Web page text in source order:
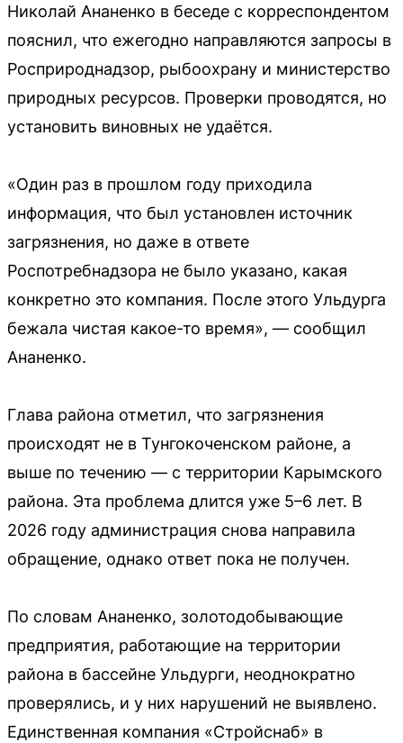
Николай Ананенко в беседе с корреспондентом
пояснил, что ежегодно направляются запросы в
Росприроднадзор, рыбоохрану и министерство
природных ресурсов. Проверки проводятся, но
установить виновных не удаётся.
«Один раз в прошлом году приходила
информация, что был установлен источник
загрязнения, но даже в ответе
Роспотребнадзора не было указано, какая
конкретно это компания. После этого Ульдурга
бежала чистая какое-то время», — сообщил
Ананенко.
Глава района отметил, что загрязнения
происходят не в Тунгокоченском районе, а
выше по течению — с территории Карымского
района. Эта проблема длится уже 5–6 лет. В
2026 году администрация снова направила
обращение, однако ответ пока не получен.
По словам Ананенко, золотодобывающие
предприятия, работающие на территории
района в бассейне Ульдурги, неоднократно
проверялись, и у них нарушений не выявлено.
Единственная компания «Стройснаб» в